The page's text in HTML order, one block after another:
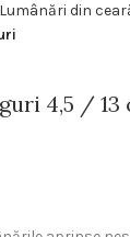
Lumânări din
4,5 / 13